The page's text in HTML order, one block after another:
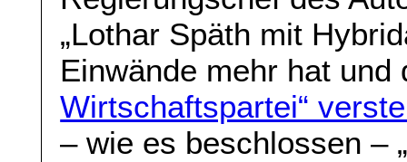
„Lothar Späth mit
Einwände mehr hat
Wirtschaftspartei“
– wie es beschlossen –